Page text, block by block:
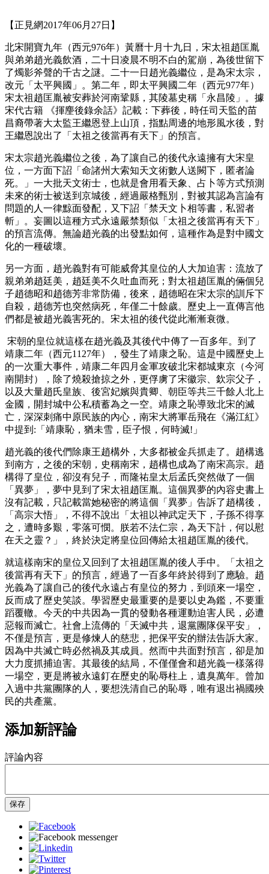
【正見網2017年06月27日】
北宋開寶九年（西元976年）黃曆十月十九日，宋太祖趙匡胤
與弟弟趙光義飲酒，二十日凌晨不明不白的駕崩，為後世留下
了燭影斧聲的千古之謎。二十一日趙光義繼位，是為宋太宗，
改元「太平興國」。第二年，即太平興國二年（西元977年）
宋太祖趙匡胤被安葬於河南鞏縣，其陵墓史稱「永昌陵」。據
宋代古籍 《揮麈後錄余話》記載：下葬後，時任司天監的苗
昌裔帶著大太監王繼恩登上山頂，指點周邊的地形風水後，對
王繼恩說出了「太祖之後當再有天下」的預言。
宋太宗趙光義繼位之後，為了讓自己的後代永遠擁有大宋皇
位，一方面下詔「命諸州大索知天文術數人送闕下，匿者論
死。」一大批天文術士，也就是會用看天象、占卜等方式預測
未來的術士被送到京城後，經過嚴格甄別，對被其認為言論有
問題的人一律黥面發配，又下詔「禁天文卜相等書，私習者
斬」。妄圖以這種方式永遠嚴禁類似「太祖之後當再有天下」
的預言流傳。無論趙光義的出發點如何，這種作為是對中國文
化的一種破壞。
另一方面，趙光義對有可能威脅其皇位的人大加迫害：流放了
親弟弟趙廷美，趙廷美不久吐血而死；對太祖趙匡胤的倆個兒
子趙德昭和趙德芳非常防備，後來，趙德昭在宋太宗的訓斥下
自殺，趙德芳也突然病死，年僅二十餘歲。歷史上一直傳言他
們都是被趙光義害死的。宋太祖的後代從此漸漸衰微。
宋朝的皇位就這樣在趙光義及其後代中傳了一百多年。到了
靖康二年（西元1127年），發生了靖康之恥。這是中國歷史上
的一次重大事件，靖康二年四月金軍攻破北宋都城東京（今河
南開封），除了燒殺搶掠之外，更俘虜了宋徽宗、欽宗父子，
以及大量趙氏皇族、後宮妃嬪與貴卿、朝臣等共三千餘人北上
金國，開封城中公私積蓄為之一空。靖康之恥導致北宋的滅
亡，深深刺痛中原民族的內心，南宋大將軍岳飛在《滿江紅》
中提到:「靖康恥，猶未雪，臣子恨，何時滅!」
趙光義的後代們除康王趙構外，大多都被金兵抓走了。趙構逃
到南方，之後的宋朝，史稱南宋，趙構也成為了南宋高宗。趙
構得了皇位，卻沒有兒子，而隆祐皇太后孟氏突然做了一個
「異夢」，夢中見到了宋太祖趙匡胤。這個異夢的內容史書上
沒有記載，只記載當她秘密的將這個「異夢」告訴了趙構後，
「高宗大悟」，不得不說出「太祖以神武定天下，子孫不得享
之，遭時多艱，零落可憫。朕若不法仁宗，為天下計，何以慰
在天之靈？」，終於決定將皇位回傳給太祖趙匡胤的後代。
就這樣南宋的皇位又回到了太祖趙匡胤的後人手中。「太祖之
後當再有天下」的預言，經過了一百多年終於得到了應驗。趙
光義為了讓自己的後代永遠占有皇位的努力，到頭來一場空，
反而成了歷史笑談。學習歷史最重要的是要以史為鑑，不要重
蹈覆轍。今天的中共因為一貫的發動各種運動迫害人民，必遭
惡報而滅亡。社會上流傳的「天滅中共，退黨團隊保平安」，
不僅是預言，更是修煉人的慈悲，把保平安的辦法告訴大家。
因為中共滅亡時必然禍及其成員。然而中共面對預言，卻是加
大力度抓捕迫害。其最後的結局，不僅僅會和趙光義一樣落得
一場空，更是將被永遠釘在歷史的恥辱柱上，遺臭萬年。曾加
入過中共黨團隊的人，要想洗清自己的恥辱，唯有退出禍國殃
民的共產黨。
添加新評論
評論內容
保存